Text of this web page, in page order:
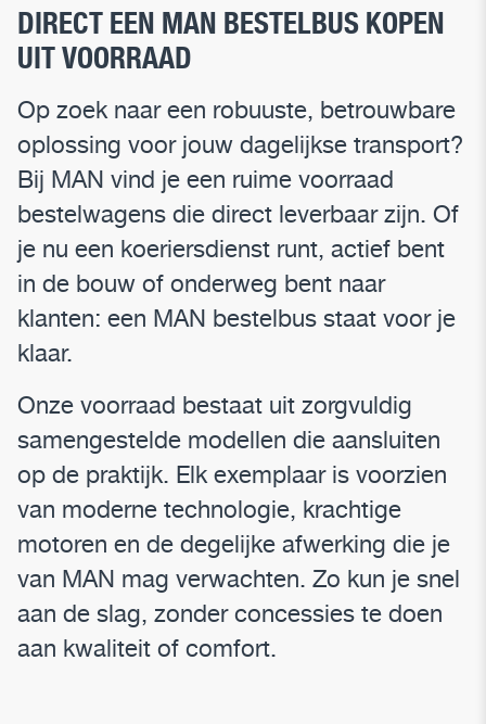
DIRECT EEN MAN BESTELBUS KOPEN
UIT VOORRAAD
Op zoek naar een robuuste, betrouwbare
oplossing voor jouw dagelijkse transport?
Bij MAN vind je een ruime voorraad
bestelwagens die direct leverbaar zijn. Of
je nu een koeriersdienst runt, actief bent
in de bouw of onderweg bent naar
klanten: een MAN bestelbus staat voor je
klaar.
Onze voorraad bestaat uit zorgvuldig
samengestelde modellen die aansluiten
op de praktijk. Elk exemplaar is voorzien
van moderne technologie, krachtige
motoren en de degelijke afwerking die je
van MAN mag verwachten. Zo kun je snel
aan de slag, zonder concessies te doen
aan kwaliteit of comfort.